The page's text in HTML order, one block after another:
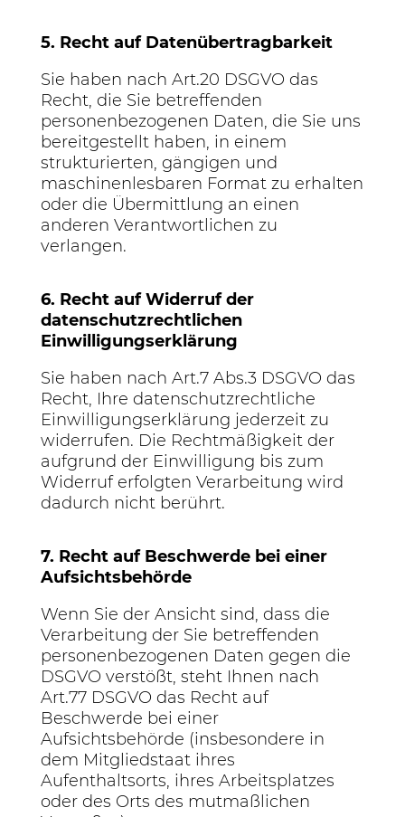
5. Recht auf Datenübertragbarkeit
Sie haben nach Art.20 DSGVO das
Recht, die Sie betreffenden
personenbezogenen Daten, die Sie uns
bereitgestellt haben, in einem
strukturierten, gängigen und
maschinenlesbaren Format zu erhalten
oder die Übermittlung an einen
anderen Verantwortlichen zu
verlangen.
6. Recht auf Widerruf der
datenschutzrechtlichen
Einwilligungserklärung
Sie haben nach Art.7 Abs.3 DSGVO das
Recht, Ihre datenschutzrechtliche
Einwilligungserklärung jederzeit zu
widerrufen. Die Rechtmäßigkeit der
aufgrund der Einwilligung bis zum
Widerruf erfolgten Verarbeitung wird
dadurch nicht berührt.
7. Recht auf Beschwerde bei einer
Aufsichtsbehörde
Wenn Sie der Ansicht sind, dass die
Verarbeitung der Sie betreffenden
personenbezogenen Daten gegen die
DSGVO verstößt, steht Ihnen nach
Art.77 DSGVO das Recht auf
Beschwerde bei einer
Aufsichtsbehörde (insbesondere in
dem Mitgliedstaat ihres
Aufenthaltsorts, ihres Arbeitsplatzes
oder des Orts des mutmaßlichen